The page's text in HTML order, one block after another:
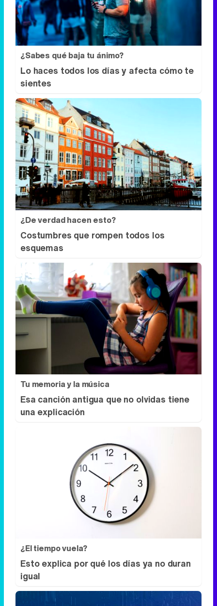
¿Sabes qué baja tu ánimo?
Lo haces todos los días y afecta cómo te
sientes
¿De verdad hacen esto?
Costumbres que rompen todos los
esquemas
Tu memoria y la música
Esa canción antigua que no olvidas tiene
una explicación
¿El tiempo vuela?
Esto explica por qué los días ya no duran
igual